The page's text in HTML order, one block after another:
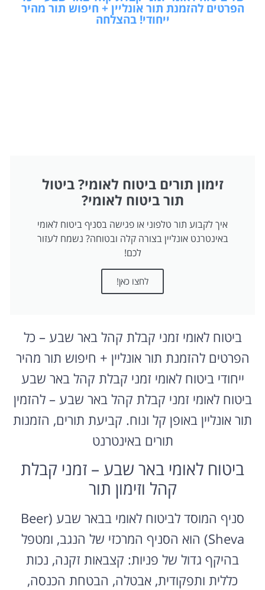
הפרטים להזמנת תור אונליין + חיפוש תור מהיר
ייחודי! בהצלחה
זימון תורים ביטוח לאומי? ביטול
תור ביטוח לאומי?
איך לקבוע תור טלפוני או פגישה בסניף ביטוח לאומי
באינטרנט אונליין בצורה קלה ובטוחה? נשמח לעזור
לכם!
לחצו כאן!
ביטוח לאומי זמני קבלת קהל באר שבע – כל
הפרטים להזמנת תור אונליין + חיפוש תור מהיר
ייחודי ביטוח לאומי זמני קבלת קהל באר שבע
ביטוח לאומי זמני קבלת קהל באר שבע – להזמין
תור אונליין באופן קל ונוח. קביעת תורים, הזמנות
תורים באינטרנט
ביטוח לאומי באר שבע – זמני קבלת
קהל וזימון תור
סניף המוסד לביטוח לאומי בבאר שבע (Beer
Sheva) הוא הסניף המרכזי של הנגב, ומטפל
בהיקף גדול של פניות: קצבאות זקנה, נכות
כללית ותפקודית, אבטלה, הבטחת הכנסה,